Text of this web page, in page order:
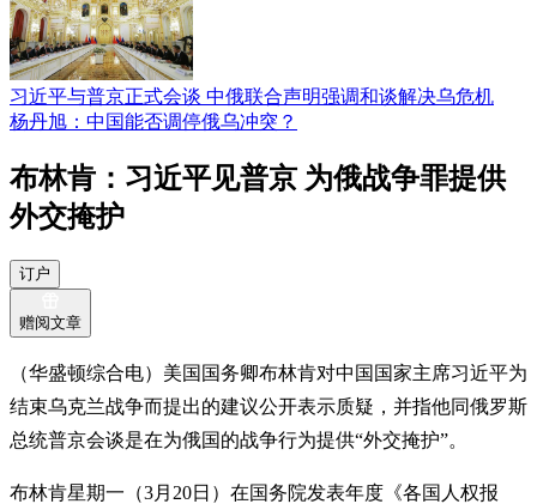
习近平与普京正式会谈 中俄联合声明强调和谈解决乌危机
杨丹旭：中国能否调停俄乌冲突？
布林肯：习近平见普京 为俄战争罪提供
外交掩护
订户
赠阅文章
（华盛顿综合电）美国国务卿布林肯对中国国家主席习近平为
结束乌克兰战争而提出的建议公开表示质疑，并指他同俄罗斯
总统普京会谈是在为俄国的战争行为提供“外交掩护”。
布林肯星期一（3月20日）在国务院发表年度《各国人权报